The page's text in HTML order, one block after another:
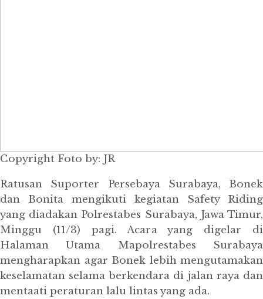
Copyright Foto by: JR
Ratusan Suporter Persebaya Surabaya, Bonek
dan Bonita mengikuti kegiatan Safety Riding
yang diadakan Polrestabes Surabaya, Jawa Timur,
Minggu (11/3) pagi. Acara yang digelar di
Halaman Utama Mapolrestabes Surabaya
mengharapkan agar Bonek lebih mengutamakan
keselamatan selama berkendara di jalan raya dan
mentaati peraturan lalu lintas yang ada.